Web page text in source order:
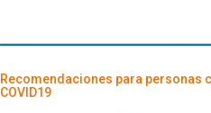
Recomendaciones para personas
COVID19